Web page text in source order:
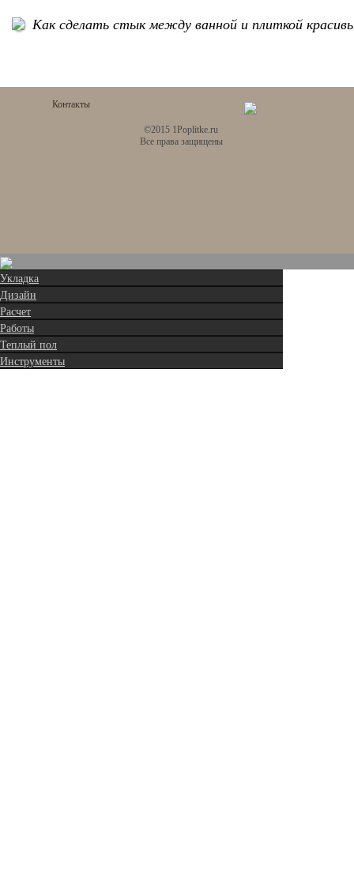
Как сделать стык между ванной и плиткой
Контакты
©2015 1Poplitke.ru
Все права защищены
Укладка
Дизайн
Расчет
Работы
Теплый пол
Инструменты